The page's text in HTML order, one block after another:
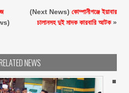
(Next News) কোম্পানীগঞ্জে ইয়াবার
চালানসহ দুই মাদক কারবারি আটক»
NEWS